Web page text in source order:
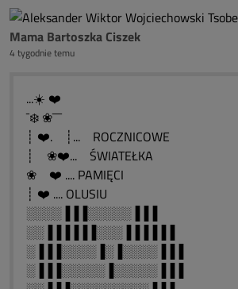
Mama Bartoszka Ciszek
4 tygodnie temu
...☀️ ❤️
¯❄️ ❀¯¯¯
┊ ❤️. ┊... ROCZNICOWE
┊ ❀❤️... ŚWIATEŁKA
❀ ❤️ .... PAMIĘCI
┊ ❤️ .... OLUSIU
░░░░▐▐▐░░░░░▐▐▐
░░▐▐▐▐▐▐░░░▐▐▐▐▐▐
░▐▐▐░░░░▐░▐░░░░▐▐▐
░▐▐▐░░░░░▐░░░░░▐▐▐